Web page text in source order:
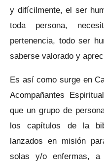
y difícilmente, el ser
toda persona,
pertenencia, todo ser
saberse valorado y
Es así como surge en
Acompañantes
que un grupo de
los capítulos de la
lanzados en misión
solas y/o enfermas,